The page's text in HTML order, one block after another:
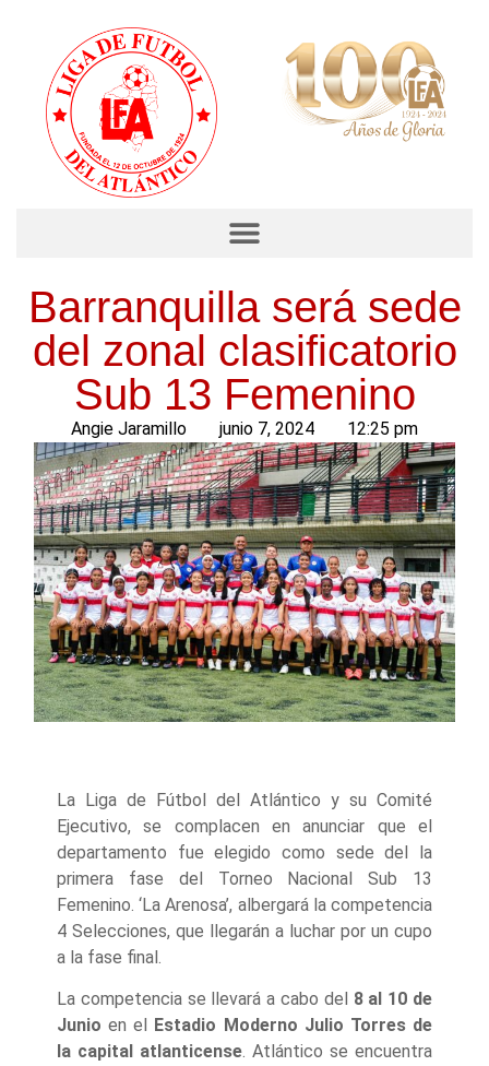
Barranquilla será sede
del zonal clasificatorio
Sub 13 Femenino
Angie Jaramillo junio 7, 2024 12:25 pm
La Liga de Fútbol del Atlántico y su Comité
Ejecutivo, se complacen en anunciar que el
departamento fue elegido como sede del la
primera fase del Torneo Nacional Sub 13
Femenino. ‘La Arenosa’, albergará la competencia
4 Selecciones, que llegarán a luchar por un cupo
a la fase final.
La competencia se llevará a cabo del 8 al 10 de
Junioen el Estadio Moderno Julio Torres de
la capital atlanticense. Atlántico se encuentra